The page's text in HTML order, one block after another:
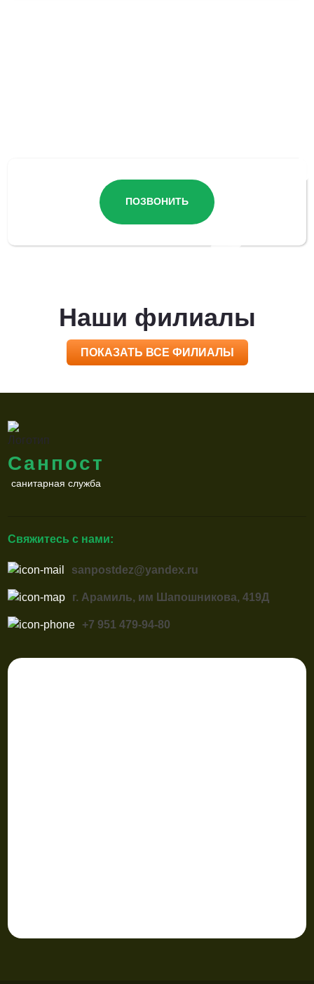
ПОЗВОНИТЬ
Наши филиалы
ПОКАЗАТЬ ВСЕ ФИЛИАЛЫ
Санпост
санитарная служба
Свяжитесь с нами:
sanpostdez@yandex.ru
г. Арамиль, им Шапошникова, 419Д
+7 951 479-94-80